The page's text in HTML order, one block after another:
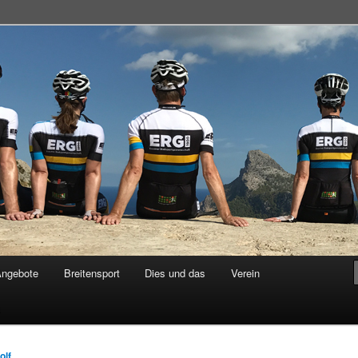
Breitensport Dies und das Verein